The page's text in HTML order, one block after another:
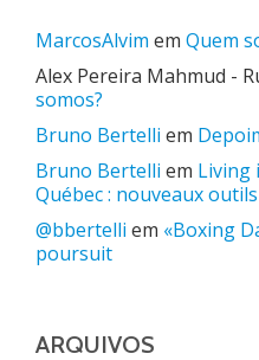
MarcosAlvim em Quem
Alex Pereira Mahmud -
somos?
Bruno Bertelli em
Bruno Bertelli em Living
Québec : nouveaux
@bbertelli em «Boxing
poursuit
ARQUIVOS